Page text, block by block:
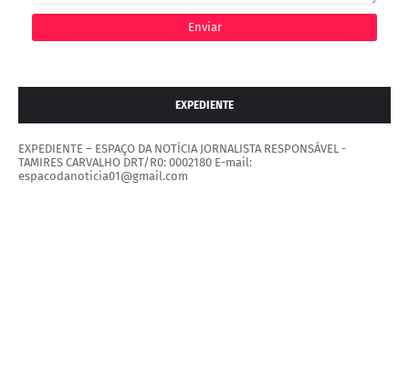
EXPEDIENTE
EXPEDIENTE – ESPAÇO DA NOTÍCIA JORNALISTA RESPONSÁVEL -
TAMIRES CARVALHO DRT/R0: 0002180 E-mail:
espacodanoticia01@gmail.com